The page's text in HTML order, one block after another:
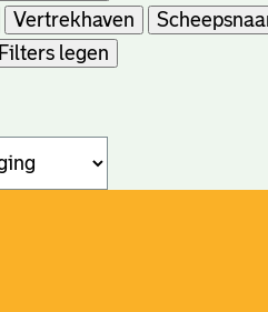
Vertrekhaven
Filters legen